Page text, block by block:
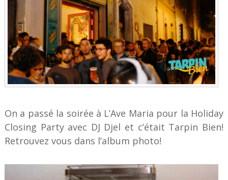
On a passé la soirée à L’Ave Maria pour la Holiday
Closing Party avec DJ Djel et c’était Tarpin Bien!
Retrouvez vous dans l’album photo!